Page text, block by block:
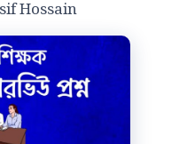
Hossain